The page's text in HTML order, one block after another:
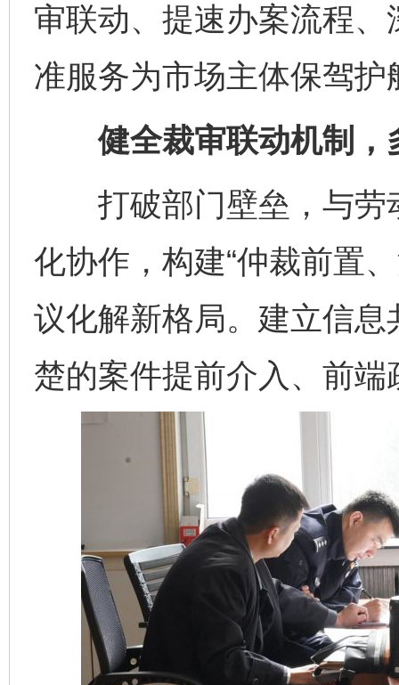
审联动、提速办案流程
准服务为市场主体保驾护
健全裁审联动机制，
打破部门壁垒，与劳
化协作，构建“仲裁前置
议化解新格局。建立信
楚的案件提前介入、前端